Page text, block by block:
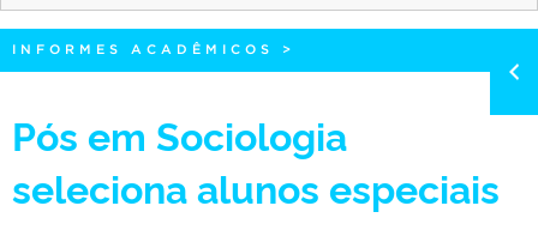
INFORMES ACADÊMICOS >
Pós em Sociologia
seleciona alunos especiais